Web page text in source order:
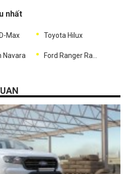
nhất
Max Toyota Hilux
Navara